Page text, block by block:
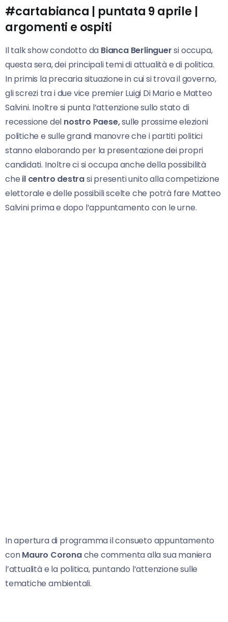
#cartabianca | puntata 9 aprile |
argomenti e ospiti
Il talk show condotto da Bianca Berlinguersi occupa,
questa sera, dei principali temi di attualità e di politica.
In primis la precaria situazione in cui si trova il governo,
gli screzi tra i due vice premier Luigi Di Mario e Matteo
Salvini. Inoltre si punta l’attenzione sullo stato di
recessione del nostro Paese,sulle prossime elezioni
politiche e sulle grandi manovre che i partiti politici
stanno elaborando per la presentazione dei propri
candidati. Inoltre ci si occupa anche della possibilità
che il centro destrasi presenti unito alla competizione
elettorale e delle possibili scelte che potrà fare Matteo
Salvini prima e dopo l’appuntamento con le urne.
In apertura di programma il consueto appuntamento
conMauro Coronache commenta alla sua maniera
l’attualità e la politica, puntando l’attenzione sulle
tematiche ambientali.